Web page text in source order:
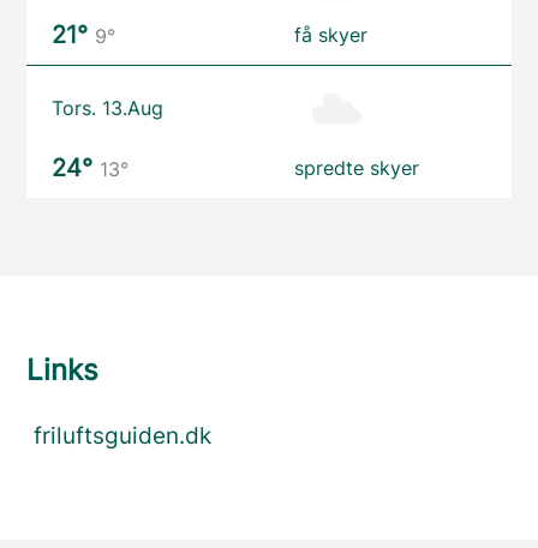
21° 9° få skyer
Tors. 13.Aug
24° 13° spredte skyer
Links
friluftsguiden.dk